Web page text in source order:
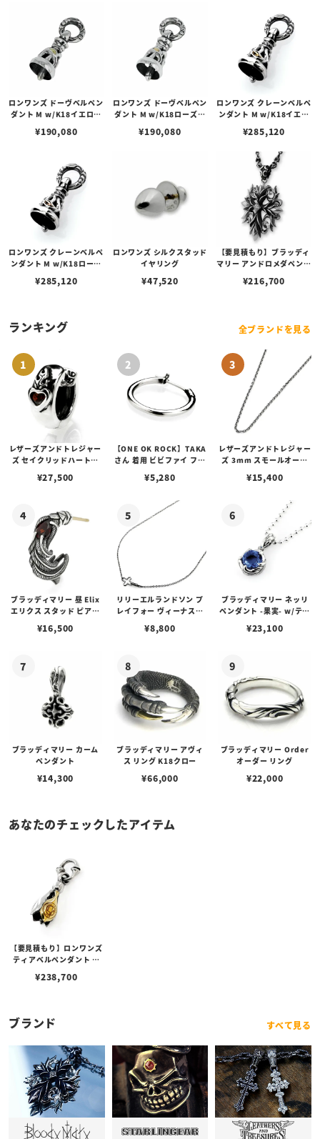
ロンワンズ ドーヴベルペン
ダント M w/K18イエロー
¥190,080
ロンワンズ ドーヴベルペン
ダント M w/K18ローズゴ
¥190,080
ロンワンズ クレーンベルペ
ンダント M w/K18イエロ
¥285,120
ロンワンズ クレーンベルペ
ンダント M w/K18ローズ
¥285,120
ロンワンズ シルクスタッド
イヤリング
¥47,520
【要見積もり】ブラッディ
マリー アンドロメダペンダ
¥216,700
ランキング 全ブランドを見る
レザーズアンドトレジャー
ズ セイクリッドハートピ
¥27,500
【ONE OK ROCK】TAKA
さん 着用 ビビファイ フー
¥5,280
レザーズアンドトレジャー
ズ 3mm スモールオーバ
ブスタークラスプ＆LTロ
¥15,400
ブラッディマリー 昼 Elix
エリクス スタッド ピアス
¥16,500
リリーエルランドソン プ
レイフォー ヴィーナスチ
¥8,800
ブラッディマリー ネッリ
ペンダント -果実- w/ティ
¥23,100
ブラッディマリー カーム
ペンダント
¥14,300
ブラッディマリー アヴィ
ス リング K18クロー
¥66,000
ブラッディマリー Order
オーダー リング
¥22,000
あなたのチェックしたアイテム
【要見積もり】ロンワンズ
ティアベルペンダント M
ュージョン
¥238,700
ブランド すべて見る